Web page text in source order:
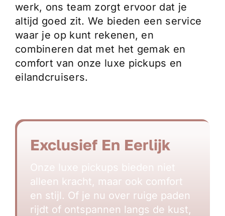
werk, ons team zorgt ervoor dat je
altijd goed zit. We bieden een service
waar je op kunt rekenen, en
combineren dat met het gemak en
comfort van onze luxe pickups en
eilandcruisers.
Exclusief En Eerlijk
Onze luxe pickups bieden niet
alleen kracht, maar ook comfort
en stijl. Of je nu over ruige paden
rijdt of ontspannen langs de kust,